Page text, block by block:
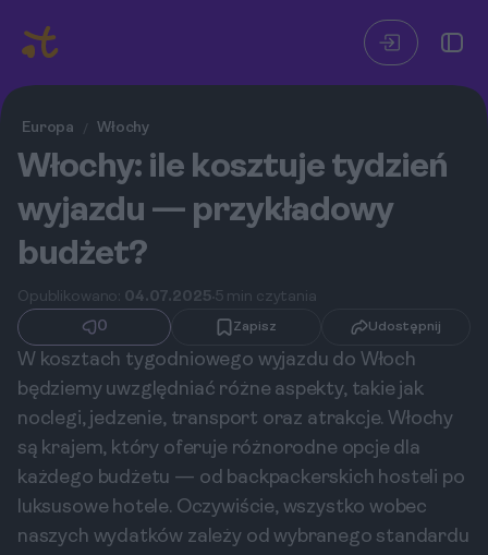
Europa / Włochy
Włochy: ile kosztuje tydzień
wyjazdu — przykładowy
budżet?
Opublikowano: 04.07.2025 5 min czytania
0
Zapisz Udostępnij
W kosztach tygodniowego wyjazdu do Włoch
będziemy uwzględniać różne aspekty, takie jak
noclegi, jedzenie, transport oraz atrakcje. Włochy
są krajem, który oferuje różnorodne opcje dla
każdego budżetu — od backpackerskich hosteli po
luksusowe hotele. Oczywiście, wszystko wobec
naszych wydatków zależy od wybranego standardu